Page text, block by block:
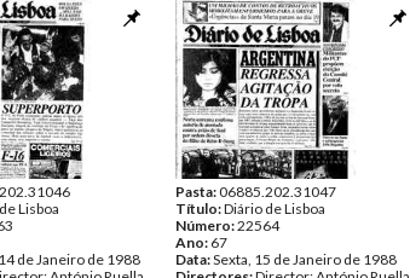
Lisboa
de Janeiro de 1988
Pasta:06885.202.31047
Título:Diário de Lisboa
Número:22564
Ano: 67
Data:Sexta, 15 de Janeiro de 1988